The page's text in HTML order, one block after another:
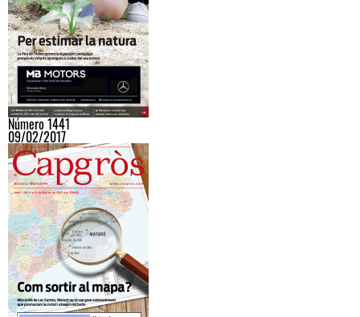
Número 1441
09/02/2017